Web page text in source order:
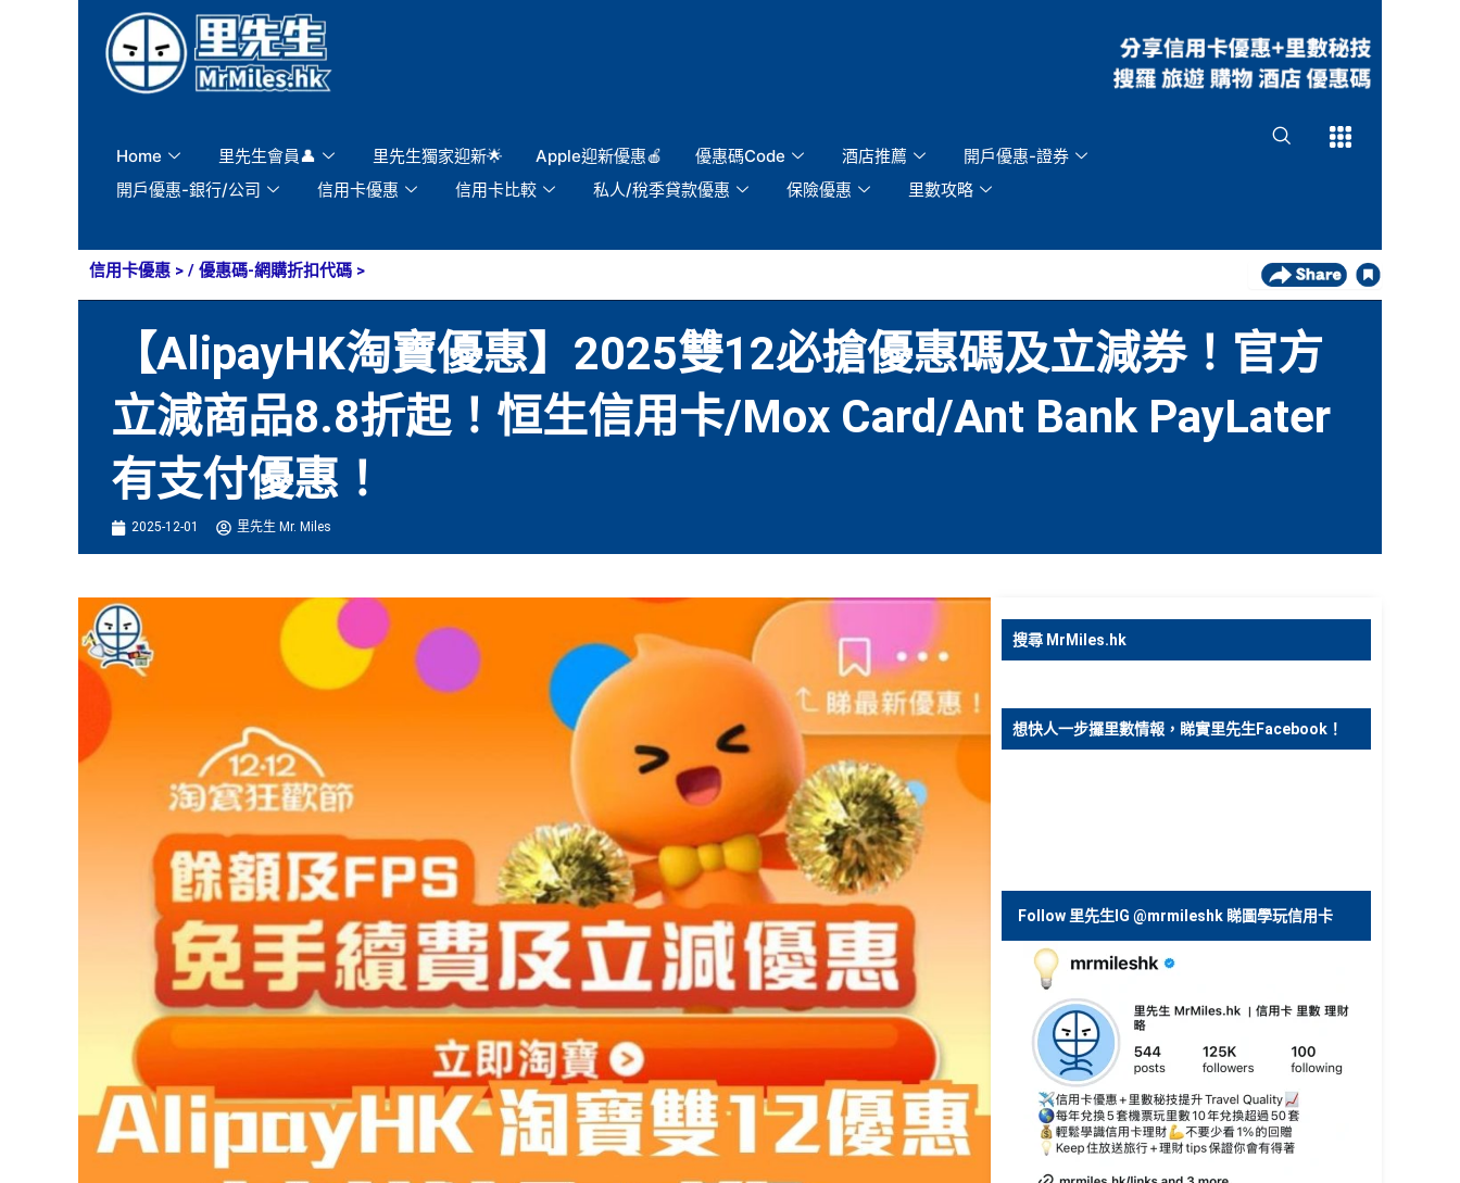
Home 里先生會員👤 里先生獨家迎新🌟 Apple迎新優惠🍎 優惠碼Code 酒店推薦
開戶優惠-證券
開戶優惠-銀行/公司
信用卡優惠 信用卡比較 私人/稅季貸款優惠 保險優惠 里數攻略
Open
信用卡優惠 > / 優惠碼-網購折扣代碼 >
【AlipayHK淘寶優惠】2025雙12必搶優惠碼及立減券！官方
立減商品8.8折起！恒生信用卡/Mox Card/Ant Bank PayLater
有支付優惠！
2025-12-01 里先生 Mr. Miles
搜尋 MrMiles.hk
想快人一步攞里數情報，睇實里先生Facebook！
Follow 里先生IG @mrmileshk 睇圖學玩信用卡